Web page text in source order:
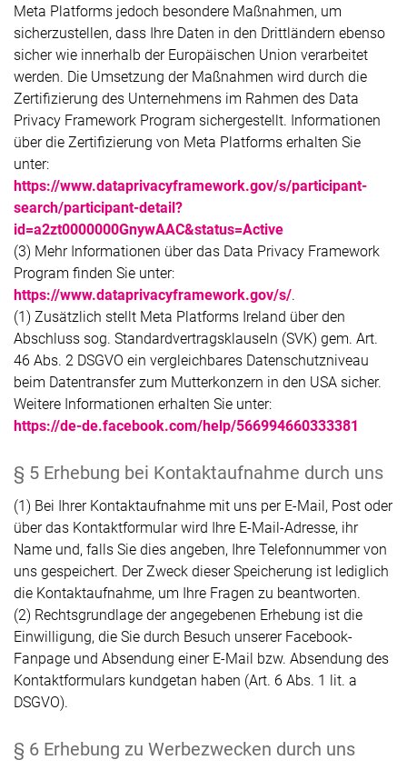
Meta Platforms jedoch besondere Maßnahmen, um
sicherzustellen, dass Ihre Daten in den Drittländern ebenso
sicher wie innerhalb der Europäischen Union verarbeitet
werden. Die Umsetzung der Maßnahmen wird durch die
Zertifizierung des Unternehmens im Rahmen des Data
Privacy Framework Program sichergestellt. Informationen
über die Zertifizierung von Meta Platforms erhalten Sie
unter:
https://www.dataprivacyframework.gov/s/participant-
search/participant-detail?
id=a2zt0000000GnywAAC&status=Active
(3) Mehr Informationen über das Data Privacy Framework
Program finden Sie unter:
https://www.dataprivacyframework.gov/s/.
(1) Zusätzlich stellt Meta Platforms Ireland über den
Abschluss sog. Standardvertragsklauseln (SVK) gem. Art.
46 Abs. 2 DSGVO ein vergleichbares Datenschutzniveau
beim Datentransfer zum Mutterkonzern in den USA sicher.
Weitere Informationen erhalten Sie unter:
https://de-de.facebook.com/help/566994660333381
§ 5 Erhebung bei Kontaktaufnahme durch uns
(1) Bei Ihrer Kontaktaufnahme mit uns per E-Mail, Post oder
über das Kontaktformular wird Ihre E-Mail-Adresse, ihr
Name und, falls Sie dies angeben, Ihre Telefonnummer von
uns gespeichert. Der Zweck dieser Speicherung ist lediglich
die Kontaktaufnahme, um Ihre Fragen zu beantworten.
(2) Rechtsgrundlage der angegebenen Erhebung ist die
Einwilligung, die Sie durch Besuch unserer Facebook-
Fanpage und Absendung einer E-Mail bzw. Absendung des
Kontaktformulars kundgetan haben (Art. 6 Abs. 1 lit. a
DSGVO).
§ 6 Erhebung zu Werbezwecken durch uns